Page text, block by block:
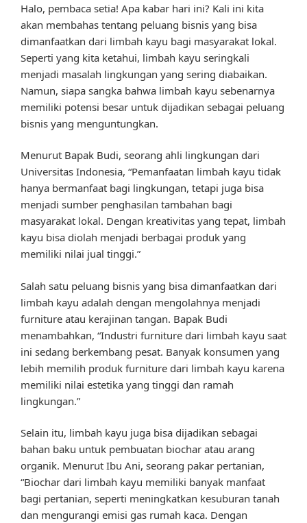
Halo, pembaca setia! Apa kabar hari ini? Kali ini kita
akan membahas tentang peluang bisnis yang bisa
dimanfaatkan dari limbah kayu bagi masyarakat lokal.
Seperti yang kita ketahui, limbah kayu seringkali
menjadi masalah lingkungan yang sering diabaikan.
Namun, siapa sangka bahwa limbah kayu sebenarnya
memiliki potensi besar untuk dijadikan sebagai peluang
bisnis yang menguntungkan.
Menurut Bapak Budi, seorang ahli lingkungan dari
Universitas Indonesia, “Pemanfaatan limbah kayu tidak
hanya bermanfaat bagi lingkungan, tetapi juga bisa
menjadi sumber penghasilan tambahan bagi
masyarakat lokal. Dengan kreativitas yang tepat, limbah
kayu bisa diolah menjadi berbagai produk yang
memiliki nilai jual tinggi.”
Salah satu peluang bisnis yang bisa dimanfaatkan dari
limbah kayu adalah dengan mengolahnya menjadi
furniture atau kerajinan tangan. Bapak Budi
menambahkan, “Industri furniture dari limbah kayu saat
ini sedang berkembang pesat. Banyak konsumen yang
lebih memilih produk furniture dari limbah kayu karena
memiliki nilai estetika yang tinggi dan ramah
lingkungan.”
Selain itu, limbah kayu juga bisa dijadikan sebagai
bahan baku untuk pembuatan biochar atau arang
organik. Menurut Ibu Ani, seorang pakar pertanian,
“Biochar dari limbah kayu memiliki banyak manfaat
bagi pertanian, seperti meningkatkan kesuburan tanah
dan mengurangi emisi gas rumah kaca. Dengan